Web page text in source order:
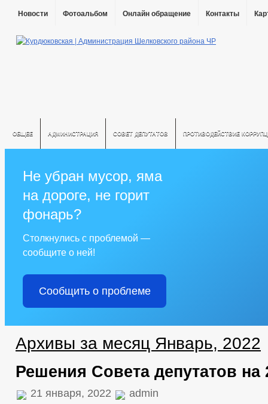
Новости Фотоальбом Онлайн обращение Контакты
ОБЩЕЕ АДМИНИСТРАЦИЯ СОВЕТ ДЕПУТАТОВ ПРОТИВОДЕЙСТВИЕ
Не убран мусор, яма
на дороге, не горит
фонарь?
Столкнулись с проблемой —
сообщите о ней!
Сообщить о проблеме
Архивы за месяц Январь, 2022
Решения Совета депутатов на
21 января, 2022 admin